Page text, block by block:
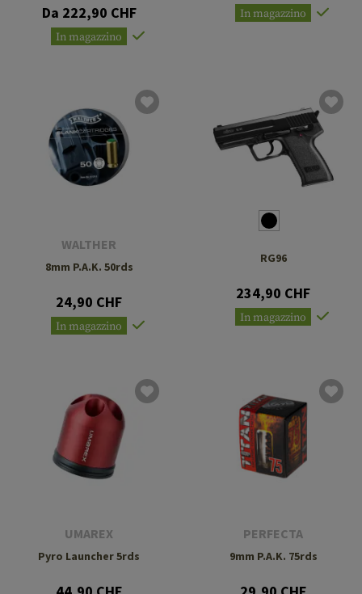
Da 222,90 CHF
In magazzino
In magazzino
WALTHER
8mm P.A.K. 50rds
24,90 CHF
In magazzino
RG96
234,90 CHF
In magazzino
UMAREX
Pyro Launcher 5rds
PERFECTA
9mm P.A.K. 75rds